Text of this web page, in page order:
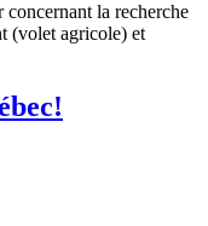
concernant la recherche
(volet agricole) et